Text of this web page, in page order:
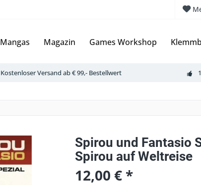
Mangas Magazin Games Workshop
Kostenloser Versand ab € 99,- Bestellwert
Spirou und Fantasio
Spirou auf Weltreise
12,00 € *